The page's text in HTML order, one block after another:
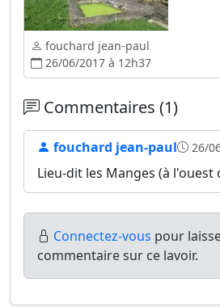
fouchard jean-paul
26/06/2017 à 12h37
Commentaires (1)
fouchard jean-paul 26/
Lieu-dit les Manges (à l'ouest
Connectez-vous pour
commentaire sur ce lavoir.